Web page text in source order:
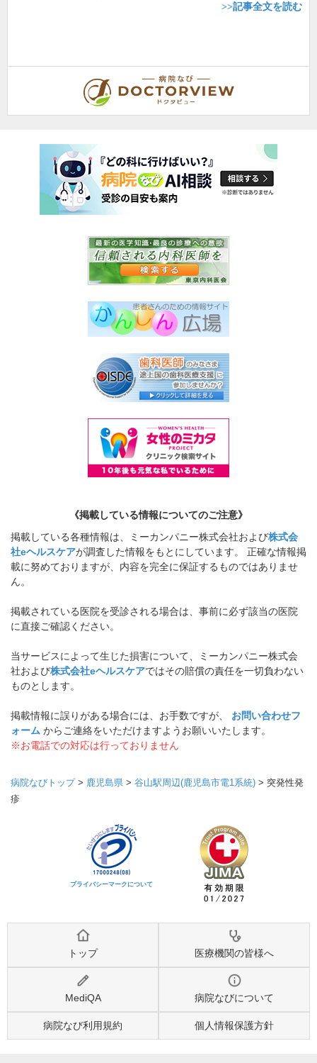
>>記事全文を読む
《掲載している情報についてのご注意》
掲載している各種情報は、ミーカンパニー株式会社および株式会
社eヘルスケアが調査した情報をもとにしています。 正確な情報掲
載に努めておりますが、内容を完全に保証するものではありませ
ん。
掲載されている医院を受診される場合は、事前に必ず該当の医院
に直接ご確認ください。
当サービスによって生じた損害について、ミーカンパニー株式会
社および株式会社eヘルスケアではその賠償の責任を一切負わない
ものとします。
掲載情報に誤りがある場合には、お手数ですが、 お問い合わせフ
ォーム からご連絡をいただけますようお願いいたします。
※お電話での対応は行っておりません
病院なびトップ> 鹿児島県 > 谷山駅周辺(鹿児島市電1系統) > 突発性発
疹
プライバシーマークについて
トップ 医療機関の皆様へ
MediQA 病院なびについて
病院なび利用規約 個人情報保護方針